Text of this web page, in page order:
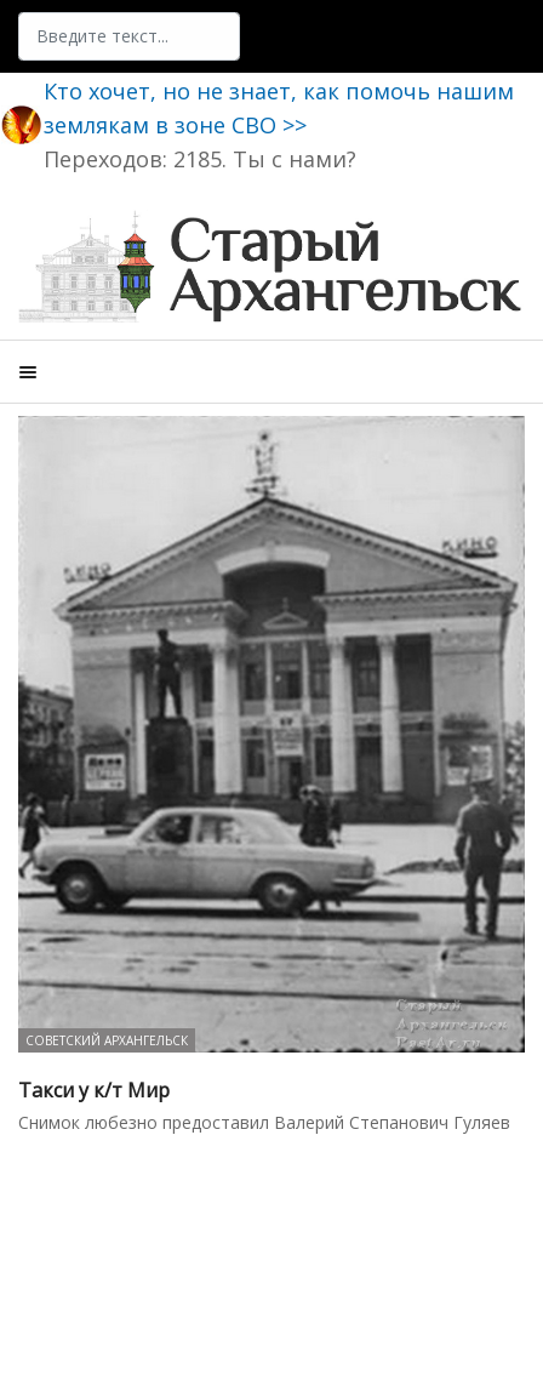
Поиск
Кто хочет, но не знает, как помочь нашим
землякам в зоне СВО >>
Переходов: 2185. Ты с нами?
СОВЕТСКИЙ АРХАНГЕЛЬСК
Такси у к/т Мир
Снимок любезно предоставил Валерий Степанович Гуляев